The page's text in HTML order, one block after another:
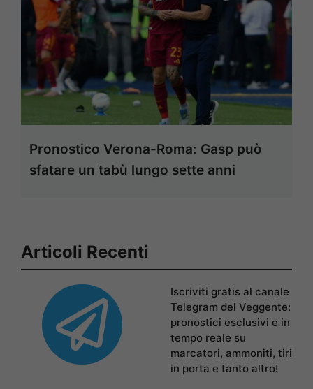
Pronostico Verona-Roma: Gasp può
sfatare un tabù lungo sette anni
Articoli Recenti
Iscriviti gratis al canale
Telegram del Veggente:
pronostici esclusivi e in
tempo reale su
marcatori, ammoniti, tiri
in porta e tanto altro!